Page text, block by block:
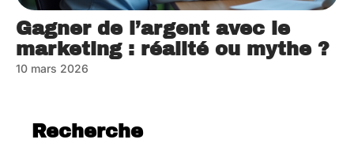
Gagner de l’argent avec le
marketing : réalité ou mythe ?
10 mars 2026
Recherche